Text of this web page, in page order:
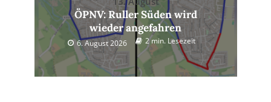
ÖPNV: Ruller Süden wird
wieder angefahren
6. August 2026 2 min. Lesezeit